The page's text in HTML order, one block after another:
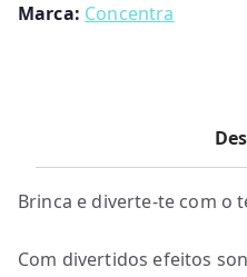
Marca: Concentra
Brinca e diverte-te com o
Com divertidos efeitos